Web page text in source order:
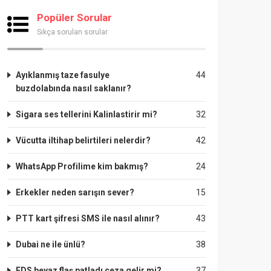
Popüler Sorular
Sıkça sorulan sorular
44
Ayıklanmış taze fasulye
buzdolabında nasıl saklanır?
32
Sigara ses tellerini Kalinlastirir mi?
42
Vücutta iltihap belirtileri nelerdir?
24
WhatsApp Profilime kim bakmış?
15
Erkekler neden sarışın sever?
43
PTT kart şifresi SMS ile nasıl alınır?
38
Dubai ne ile ünlü?